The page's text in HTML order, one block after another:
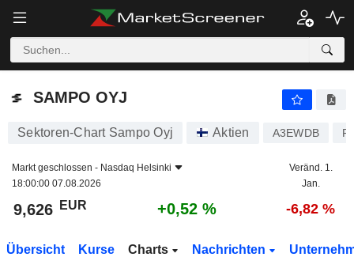
SAMPO OYJ
SAMPO OYJ
Sektoren-Chart Sampo Oyj Aktien A3EWDB
Markt geschlossen - Nasdaq Helsinki
18:00:00 07.08.2026
Veränd. 1.
Jan.
9,626 EUR +0,52 % -6,82 %
Übersicht Kurse Charts Nachrichten